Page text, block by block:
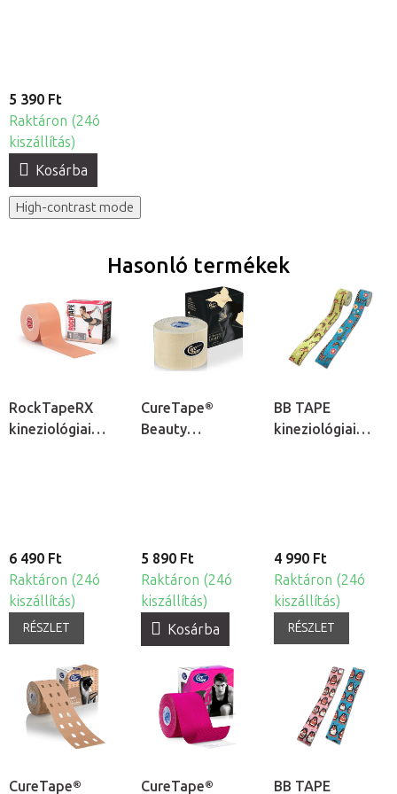
5 390 Ft
Raktáron (24ó
kiszállítás)
Kosárba
High-contrast mode
Hasonló termékek
RockTapeRX
kineziológiai
6 490 Ft
Raktáron (24ó
kiszállítás)
RÉSZLET
CureTape®
Beauty
5 890 Ft
Raktáron (24ó
kiszállítás)
Kosárba
BB TAPE
kineziológiai
4 990 Ft
Raktáron (24ó
kiszállítás)
RÉSZLET
CureTape® CureTape® BB TAPE